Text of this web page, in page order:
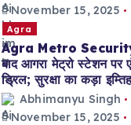
November 15, 2025
Agra
Agra Metro Security:
बाद आगरा मेट्रो स्टेशन पर
ड्रिल; सुरक्षा का कड़ा
Abhimanyu Singh
November 15, 2025